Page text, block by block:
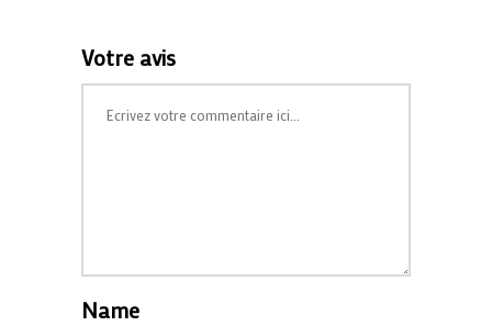
Votre avis
Name